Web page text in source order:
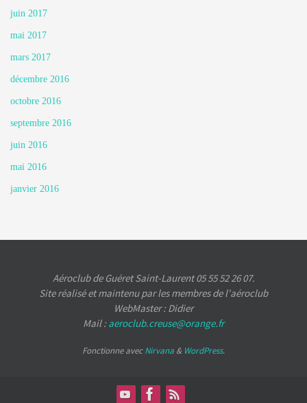
juin 2017
mai 2017
mars 2017
décembre 2016
octobre 2016
septembre 2016
juin 2016
mai 2016
janvier 2016
Aéroclub de Guéret Saint-Laurent 05 55 52 26 07.
Site réalisé et maintenu par les membres de l'aéroclub
WebMaster : Didier
Mail :aeroclub.creuse@orange.fr
Fonctionne avecNirvana & WordPress.